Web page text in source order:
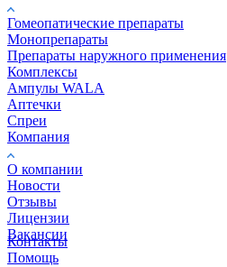
Гомеопатические препараты
Монопрепараты
Препараты наружного применения
Комплексы
Ампулы WALA
Аптечки
Спреи
Компания
О компании
Новости
Отзывы
Лицензии
Вакансии
Контакты
Помощь